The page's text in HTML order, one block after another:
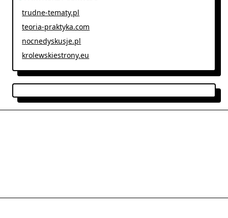
trudne-tematy.pl
teoria-praktyka.com
nocnedyskusje.pl
krolewskiestrony.eu